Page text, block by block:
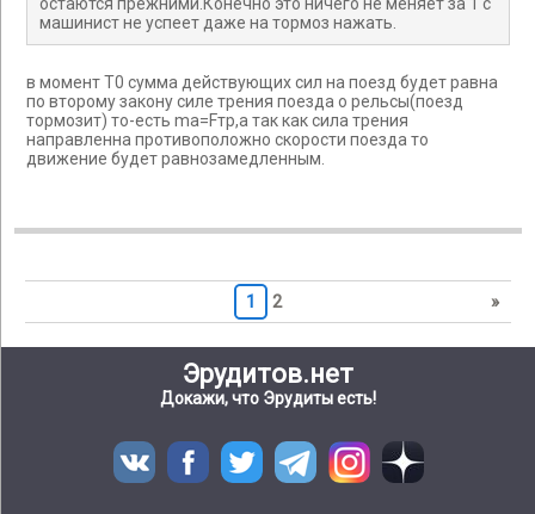
остаются прежними.Конечно это ничего не меняет за 1 с
машинист не успеет даже на тормоз нажать.
в момент Т0 сумма действующих сил на поезд будет равна
по второму закону силе трения поезда о рельсы(поезд
тормозит) то-есть ma=Fтр,а так как сила трения
направленна противоположно скорости поезда то
движение будет равнозамедленным.
1 2 »
Эрудитов.нет
Докажи, что Эрудиты есть!